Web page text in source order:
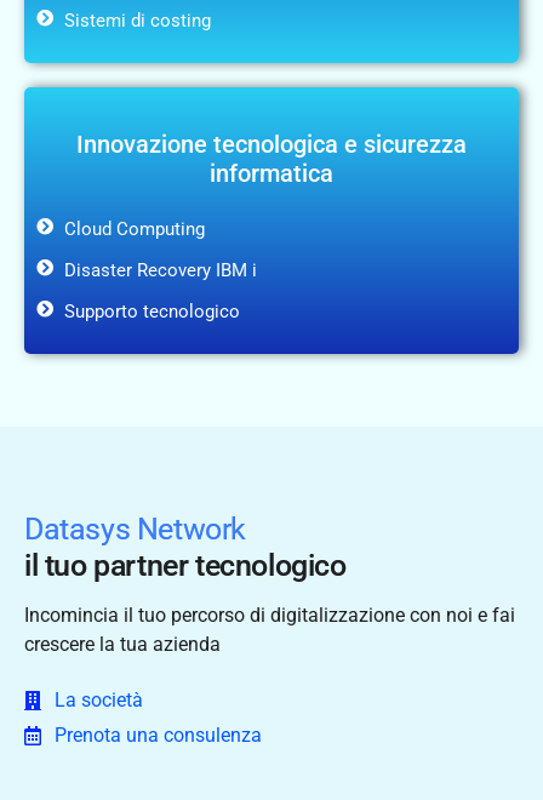
Sistemi di costing
Innovazione tecnologica e sicurezza
informatica
Cloud Computing
Disaster Recovery IBM i
Supporto tecnologico
Datasys Network
il tuo partner tecnologico
Incomincia il tuo percorso di digitalizzazione con noi e fai
crescere la tua azienda
La società
Prenota una consulenza